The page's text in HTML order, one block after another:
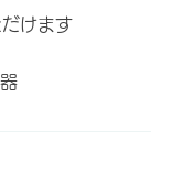
けます